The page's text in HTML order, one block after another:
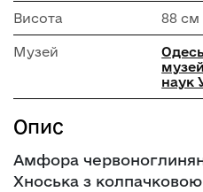
Висота 88 см
Музей
наук
Опис
Амфора
Хноська з